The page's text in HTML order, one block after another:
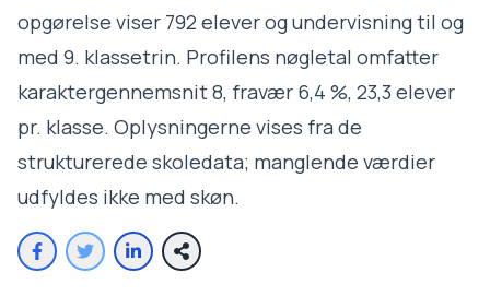
opgørelse viser 792 elever og undervisning til og
med 9. klassetrin. Profilens nøgletal omfatter
karaktergennemsnit 8, fravær 6,4 %, 23,3 elever
pr. klasse. Oplysningerne vises fra de
strukturerede skoledata; manglende værdier
udfyldes ikke med skøn.